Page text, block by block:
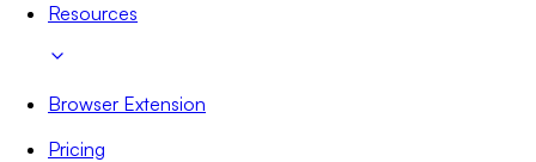
Resources
Browser Extension
Pricing